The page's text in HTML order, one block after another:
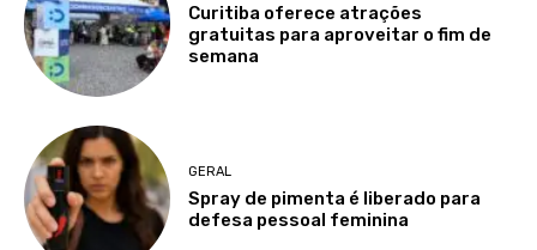
Curitiba oferece atrações
gratuitas para aproveitar o fim de
semana
GERAL
Spray de pimenta é liberado para
defesa pessoal feminina